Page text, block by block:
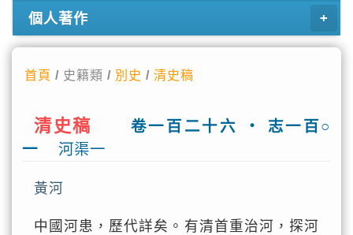
個人著作
首頁 / 史籍類 / 別史 /清史稿
清史稿
卷一百二十六 ‧ 志一百○
一
河渠一
黃河
中國河患，歷代詳矣。有清首重治河，探河